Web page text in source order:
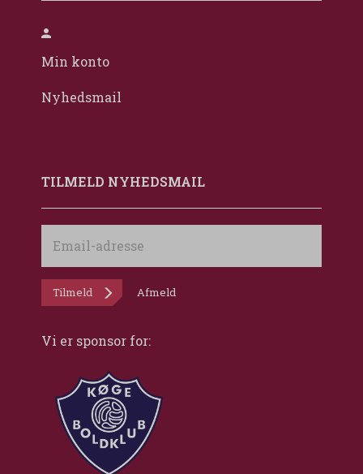
Min konto
Nyhedsmail
TILMELD NYHEDSMAIL
adresse
Tilmeld Afmeld
Vi er sponsor for: